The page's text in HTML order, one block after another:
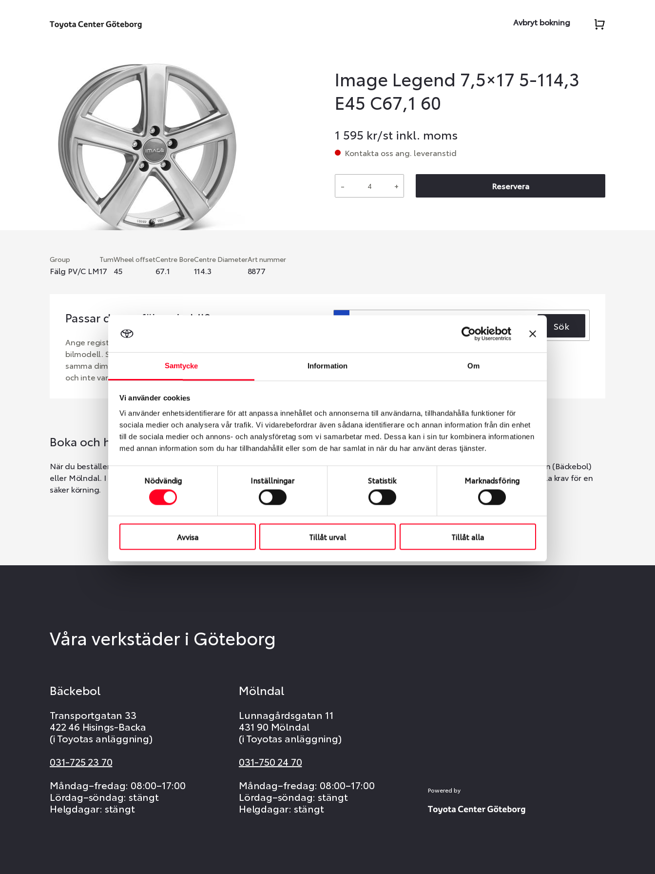
Samtycke Information Om
Vi använder cookies
Vi använder enhetsidentifierare för att anpassa innehållet och annonserna till användarna, tillhandahålla funktioner för
sociala medier och analysera vår trafik. Vi vidarebefordrar även sådana identifierare och annan information från din enhet
till de sociala medier och annons- och analysföretag som vi samarbetar med. Dessa kan i sin tur kombinera informationen
med annan information som du har tillhandahållit eller som de har samlat in när du har använt deras tjänster.
Samtyckesval
Nödvändig Inställningar Statistik Marknadsföring
Avvisa Tillåt urval Tillåt alla
Avbryt bokning
Image Legend 7,5×17 5-114,3
E45 C67,1 60
1 595 kr/st inkl. moms
Kontakta oss ang. leveranstid
- + Reservera
Group
Fälg PV/C LM
Tum
17
Wheel offset
45
Centre Bore
67.1
Centre Diameter
114.3
Art nummer
8877
Passar denna fälg min bil?
Ange registreringsnummer för att se om den fälg du valt passar din
bilmodell. Se till att kolla en extra gång så att däck och fälg har
samma dimensioner. Ibland kan fälgen ha bytts ut under årens lopp
och inte vara samma dimension som bilen hade ut från fabrik.
Sök
Boka och hämta hos Däckspecialen
När du beställer dina nya däck eller fälgar hos oss levereras de direkt till någon av våra däckverkstäder i Göteborg. Välj mellan Hisingen (Bäckebol)
eller Mölndal. I beställningen anger du datum och tid för upphämtning eller service. När vi byter dina däck ser vi till att de uppfyller alla krav för en
säker körning.
Våra verkstäder i Göteborg
Bäckebol
Transportgatan 33
422 46 Hisings-Backa
(i Toyotas anläggning)
031-725 23 70
Måndag–fredag: 08:00–17:00
Lördag–söndag: stängt
Helgdagar: stängt
Mölndal
Lunnagårdsgatan 11
431 90 Mölndal
(i Toyotas anläggning)
031-750 24 70
Måndag–fredag: 08:00–17:00
Lördag–söndag: stängt
Helgdagar: stängt
Powered by